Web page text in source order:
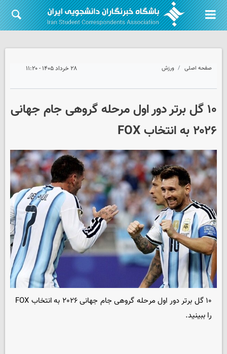
صفحه اصلی ورزش ۲۸ خرداد ۱۴۰۵ - ۱۱:۲۰
۱۰ گل برتر دور اول مرحله گروهی جام جهانی
۲۰۲۶ به انتخاب FOX
۱۰ گل برتر دور اول مرحله گروهی جام جهانی ۲۰۲۶ به انتخاب FOX
را ببینید.